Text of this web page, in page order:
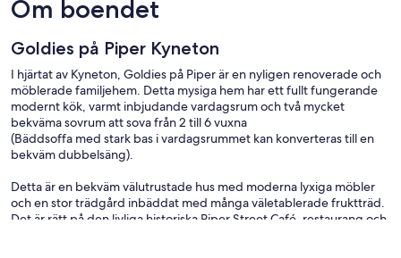
Om boendet
Goldies på Piper Kyneton
I hjärtat av Kyneton, Goldies på Piper är en nyligen renoverade och
möblerade familjehem. Detta mysiga hem har ett fullt fungerande
modernt kök, varmt inbjudande vardagsrum och två mycket
bekväma sovrum att sova från 2 till 6 vuxna
(Bäddsoffa med stark bas i vardagsrummet kan konverteras till en
bekväm dubbelsäng).
Detta är en bekväm välutrustade hus med moderna lyxiga möbler
och en stor trädgård inbäddat med många väletablerade fruktträd.
Det är rätt på den livliga historiska Piper Street Café, restaurang och